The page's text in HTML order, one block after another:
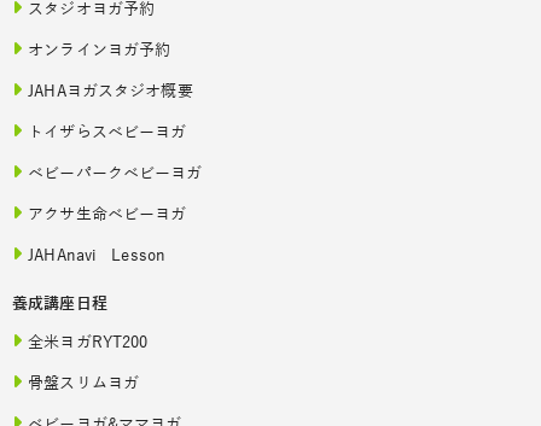
スタジオヨガ予約
オンラインヨガ予約
JAHAヨガスタジオ概要
トイザらスベビーヨガ
ベビーパークベビーヨガ
アクサ生命ベビーヨガ
JAHAnavi Lesson
養成講座日程
全米ヨガRYT200
骨盤スリムヨガ